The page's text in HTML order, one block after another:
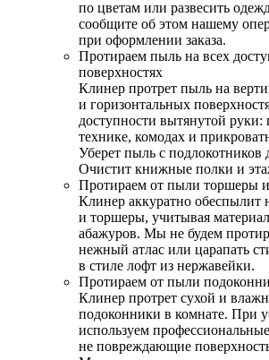
по цветам или развесить
сообщите об этом нашему
при оформлении заказа.
Протираем пыль на всех
поверхностях
Клинер протрет пыль на
и горизонтальных
доступности вытянутой руки:
технике, комодах и
Уберет пыль с подлокотников
Очистит книжные полки и
Протираем от пыли торшеры
Клинер аккуратно обеспылит
и торшеры, учитывая
абажуров. Мы не будем
нежный атлас или царапать
в стиле лофт из нержавейки.
Протираем от пыли
Клинер протрет сухой и
подоконники в комнате. При
используем
не повреждающие